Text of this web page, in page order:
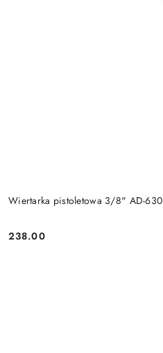
Wiertarka pistoletowa 3/8" AD-630
Cena:
238.00